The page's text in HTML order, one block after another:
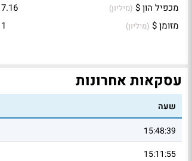
מכפיל הון $ (מיליון)
7.16
מזומן $ (מיליון) 1
עסקאות אחרונות
שעה
15:48:39
15:11:55